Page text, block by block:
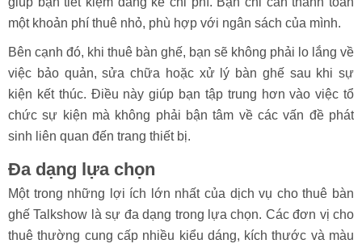
một khoản phí thuê nhỏ, phù hợp với ngân sách của mình.
Bên cạnh đó, khi thuê bàn ghế, bạn sẽ không phải lo lắng về
việc bảo quản, sửa chữa hoặc xử lý bàn ghế sau khi sự
kiện kết thúc. Điều này giúp bạn tập trung hơn vào việc tổ
chức sự kiện mà không phải bận tâm về các vấn đề phát
sinh liên quan đến trang thiết bị.
Đa dạng lựa chọn
Một trong những lợi ích lớn nhất của dịch vụ cho thuê bàn
ghế Talkshow là sự đa dạng trong lựa chọn. Các đơn vị cho
thuê thường cung cấp nhiều kiểu dáng, kích thước và màu